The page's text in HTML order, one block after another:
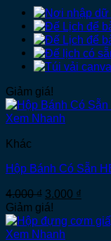
Giảm giá!
Xem Nhanh
Khác
Hộp Bánh Có Sẵn
4.000₫ Giá
gốc
là:
4.000 ₫.
3.000 ₫
tại
Giảm giá!
Xem Nhanh